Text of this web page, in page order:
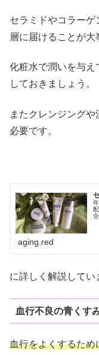
セラミドやコラー
層に届けることが大
化粧水で潤いを与え
しておきましょう。
またクレンジング
必要です。
aging.red
に詳しく解説してい
血行不良の青くす
血行をよくするため